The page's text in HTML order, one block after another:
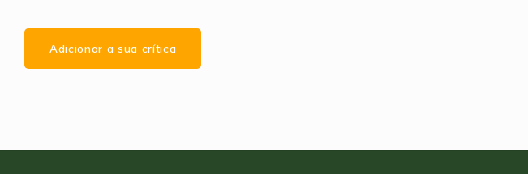
Adicionar a sua crítica